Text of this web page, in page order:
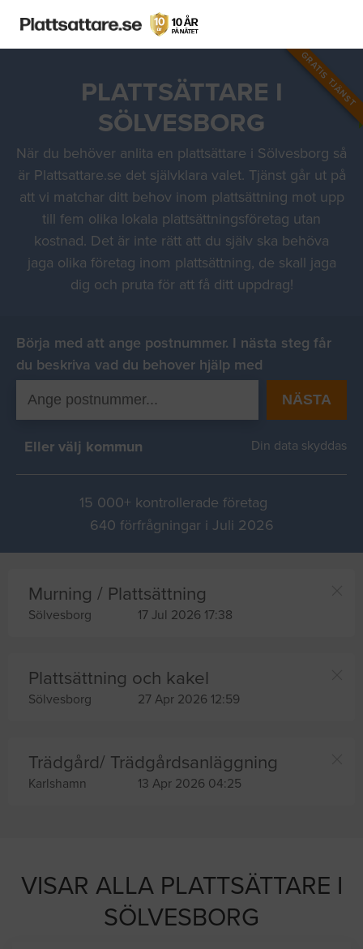
GRATIS TJÄNST
PLATTSÄTTARE I
SÖLVESBORG
När du behöver anlita en plattsättare i Sölvesborg så
är Plattsattare.se det självklara valet. Tjänst går ut på
att vi matchar ditt behov inom plattsättning mot upp
till fem olika lokala plattsättningsföretag utan
kostnad. Det är inte rätt att du själv ska behöva
jaga olika företag inom plattsättning, de skall jaga
dig och pruta för att få ditt uppdrag!
Börja med att ange postnummer. I nästa steg får
du beskriva vad du behover hjälp med
NÄSTA
Eller välj kommun Din data skyddas
15 000+ kontrollerade företag
640 förfrågningar i Juli 2026
Murning / Plattsättning
Sölvesborg 17 Jul 2026 17:38
Plattsättning och kakel
Sölvesborg 27 Apr 2026 12:59
Trädgård/ Trädgårdsanläggning
Karlshamn 13 Apr 2026 04:25
VISAR ALLA PLATTSÄTTARE I
SÖLVESBORG